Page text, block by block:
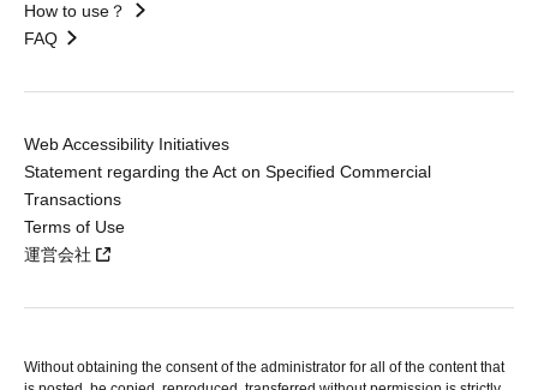
How to use？
FAQ
Web Accessibility Initiatives
Statement regarding the Act on Specified Commercial
Transactions
Terms of Use
運営会社
Without obtaining the consent of the administrator for all of the content that